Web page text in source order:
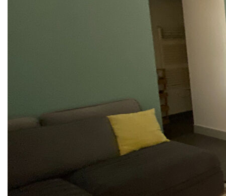
A vendre Appartement La Rochelle 2 pièce(s) 32 m2
Situé à quelques mètres du marché central de la Rochelle,
emplacement privilégié tout en offrant un cadre de vie
Fonctionnel , il se compose d'une piece de vie avec coin
cuisine , d'une chambre ainsi que d'une salle d'eau avec
Situé au rez de chaussée d'un ancien cloitre réhabilité,
vous apprécierez son environnement paisible, permettant
de profiter pleinement de la proximité immédiate des
commerces, restaurants, du vieux port et de toutes les
commodités accessibles à pieds.